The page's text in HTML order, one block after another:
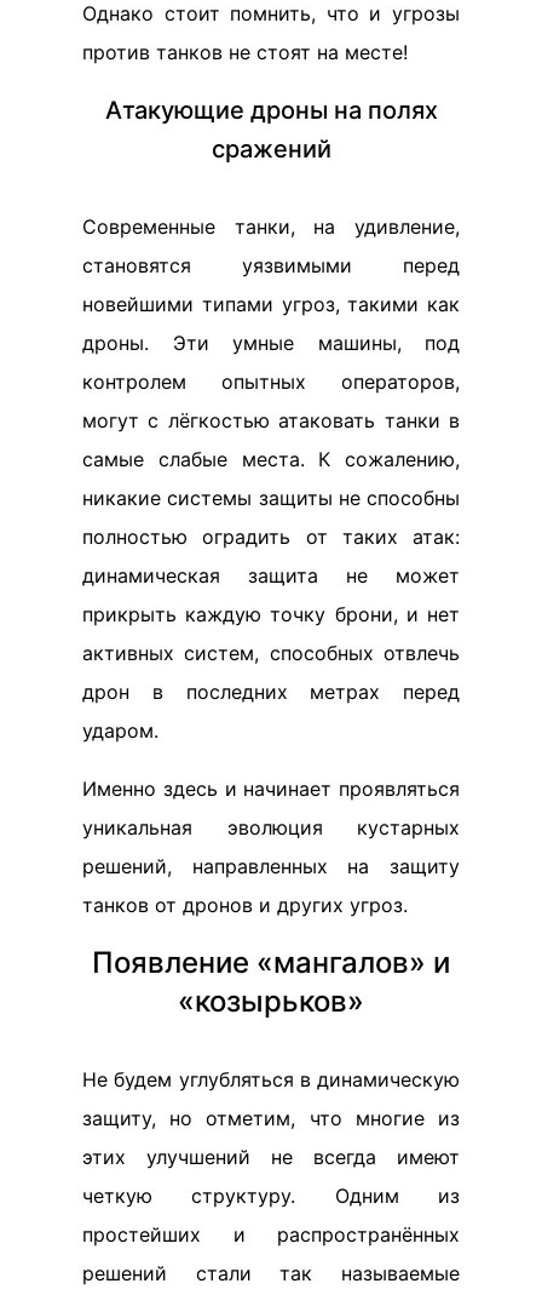
Однако стоит помнить, что и угрозы
против танков не стоят на месте!
Атакующие дроны на полях
сражений
Современные танки, на удивление,
становятся уязвимыми перед
новейшими типами угроз, такими как
дроны. Эти умные машины, под
контролем опытных операторов,
могут с лёгкостью атаковать танки в
самые слабые места. К сожалению,
никакие системы защиты не способны
полностью оградить от таких атак:
динамическая защита не может
прикрыть каждую точку брони, и нет
активных систем, способных отвлечь
дрон в последних метрах перед
ударом.
Именно здесь и начинает проявляться
уникальная эволюция кустарных
решений, направленных на защиту
танков от дронов и других угроз.
Появление «мангалов» и
«козырьков»
Не будем углубляться в динамическую
защиту, но отметим, что многие из
этих улучшений не всегда имеют
четкую структуру. Одним из
простейших и распространённых
решений стали так называемые